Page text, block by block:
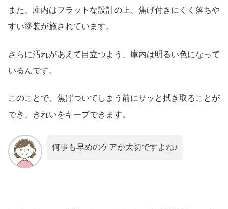
また、庫内はフラットな設計の上、焦げ付きにくく落ちや
すい塗装が施されています。
さらに汚れがあえて目立つよう、庫内は明るい色になって
いるんです。
このことで、焦げついてしまう前にサッと拭き取ることが
でき、きれいをキープできます。
何事も早めのケアが大切ですよね♪